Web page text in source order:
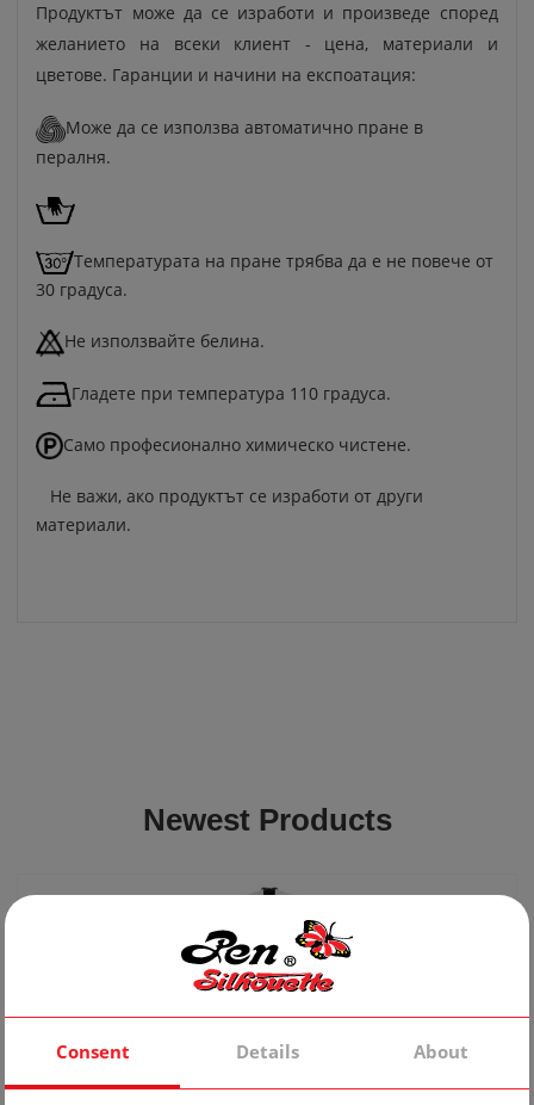
Продуктът може да се изработи и произведе според
желанието на всеки клиент - цена, материали и
цветове. Гаранции и начини на експоатация:
Може да се използва автоматично пране в
пералня.
Температурата на пране трябва да е не повече от
30 градуса.
Не използвайте белина.
Гладете при температура 110 градуса.
Само професионално химическо чистене.
Не важи, ако продуктът се изработи от други
материали.
Newest Products
Consent Details About